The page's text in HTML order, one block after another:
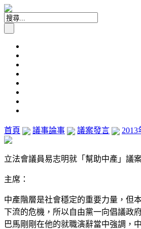
首頁 議事論事 議案發言 2013
立法會議員易志明就「幫助中產」議
主席：
中產階層是社會穩定的重要力量，但
下流的危機，所以自由黨一向倡議政
巴馬剛剛在他的就職演辭當中強調，